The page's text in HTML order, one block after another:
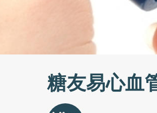
糖友易心